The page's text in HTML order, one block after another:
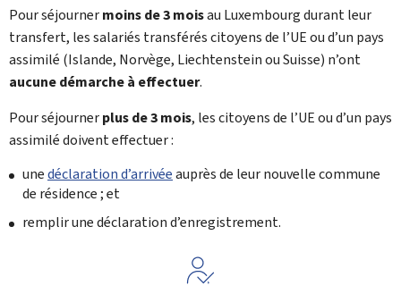
Pour séjournermoins de 3 moisau Luxembourg durant leur
transfert, les salariés transférés citoyens de l’UE ou d’un pays
assimilé (Islande, Norvège, Liechtenstein ou Suisse) n’ont
aucune démarche à effectuer.
Pour séjournerplus de 3 mois, les citoyens de l’UE ou d’un pays
assimilé doivent effectuer :
unedéclaration d’arrivéeauprès de leur nouvelle commune
de résidence ; et
remplir une déclaration d’enregistrement.